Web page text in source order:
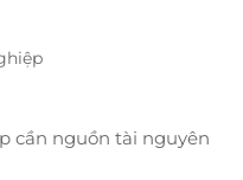
cần nguồn tài nguyên